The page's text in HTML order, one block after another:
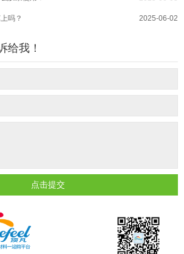
酒精？ 2026-07-09
高温炼...
粉搭配全攻...
吗？
网版？这篇...
么处理？
么行业上呢... 2025-06-20
最好？ 2025-06-18
会更好？
粉使用？
吗？ 2025-06-02
一起使用吗... 2025-05-23
给我！
点击提交